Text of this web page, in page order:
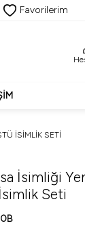
Favorilerim
İSIMLIK SETI
İsimliği
Seti